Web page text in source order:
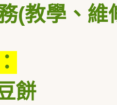
(教學、維
餅